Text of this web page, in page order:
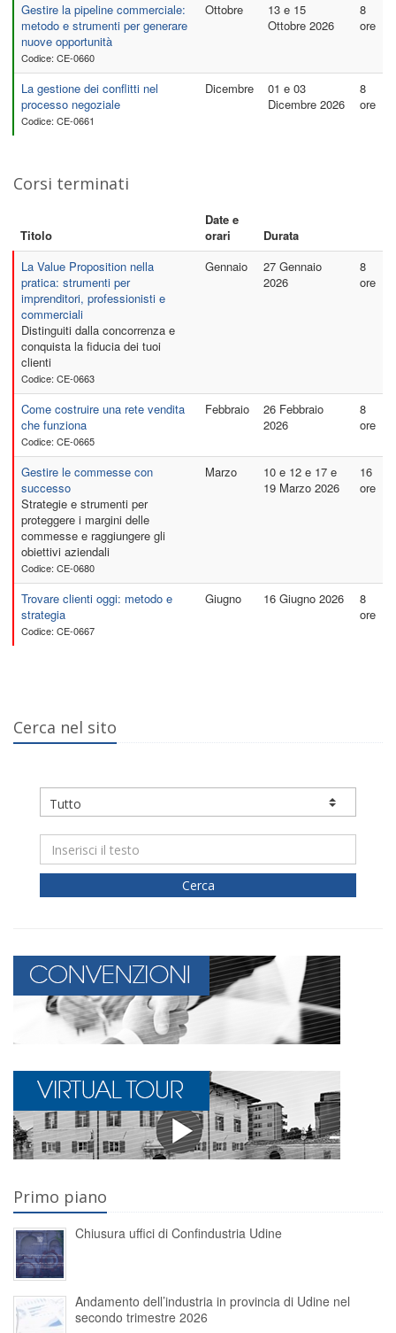
Gestire la pipeline commerciale:
metodo e strumenti per generare
nuove opportunità
Codice: CE-0660
Ottobre
13 e 15
Ottobre 2026
8
ore
La gestione dei conflitti nel
processo negoziale
Codice: CE-0661
Dicembre
01 e 03
Dicembre 2026
8
ore
Corsi terminati
Titolo
Date e
orari
Durata
La Value Proposition nella
pratica: strumenti per
imprenditori, professionisti e
commerciali
Distinguiti dalla concorrenza e
conquista la fiducia dei tuoi
clienti
Codice: CE-0663
Gennaio
27 Gennaio
2026
8
ore
Come costruire una rete vendita
che funziona
Codice: CE-0665
Febbraio
26 Febbraio
2026
8
ore
Gestire le commesse con
successo
Strategie e strumenti per
proteggere i margini delle
commesse e raggiungere gli
obiettivi aziendali
Codice: CE-0680
Marzo
10 e 12 e 17 e
19 Marzo 2026
16
ore
Trovare clienti oggi: metodo e
strategia
Codice: CE-0667
Giugno 16 Giugno 2026
8
ore
Cerca nel sito
Cerca
Primo piano
Chiusura uffici di Confindustria Udine
Andamento dell’industria in provincia di Udine nel
secondo trimestre 2026